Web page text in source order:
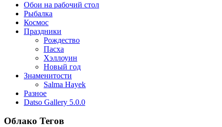
Обои на рабочий стол
Рыбалка
Космос
Праздники
Рождество
Пасха
Хэллоуин
Новый год
Знаменитости
Salma Hayek
Разное
Datso Gallery 5.0.0
Облако Тегов